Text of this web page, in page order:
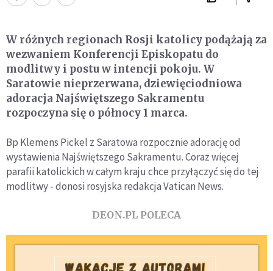
W różnych regionach Rosji katolicy podążają za
wezwaniem Konferencji Episkopatu do
modlitwy i postu w intencji pokoju. W
Saratowie nieprzerwana, dziewięciodniowa
adoracja Najświętszego Sakramentu
rozpoczyna się o północy 1 marca.
Bp Klemens Pickel z Saratowa rozpocznie adorację od
wystawienia Najświętszego Sakramentu. Coraz więcej
parafii katolickich w całym kraju chce przyłączyć się do tej
modlitwy - donosi rosyjska redakcja Vatican News.
DEON.PL POLECA